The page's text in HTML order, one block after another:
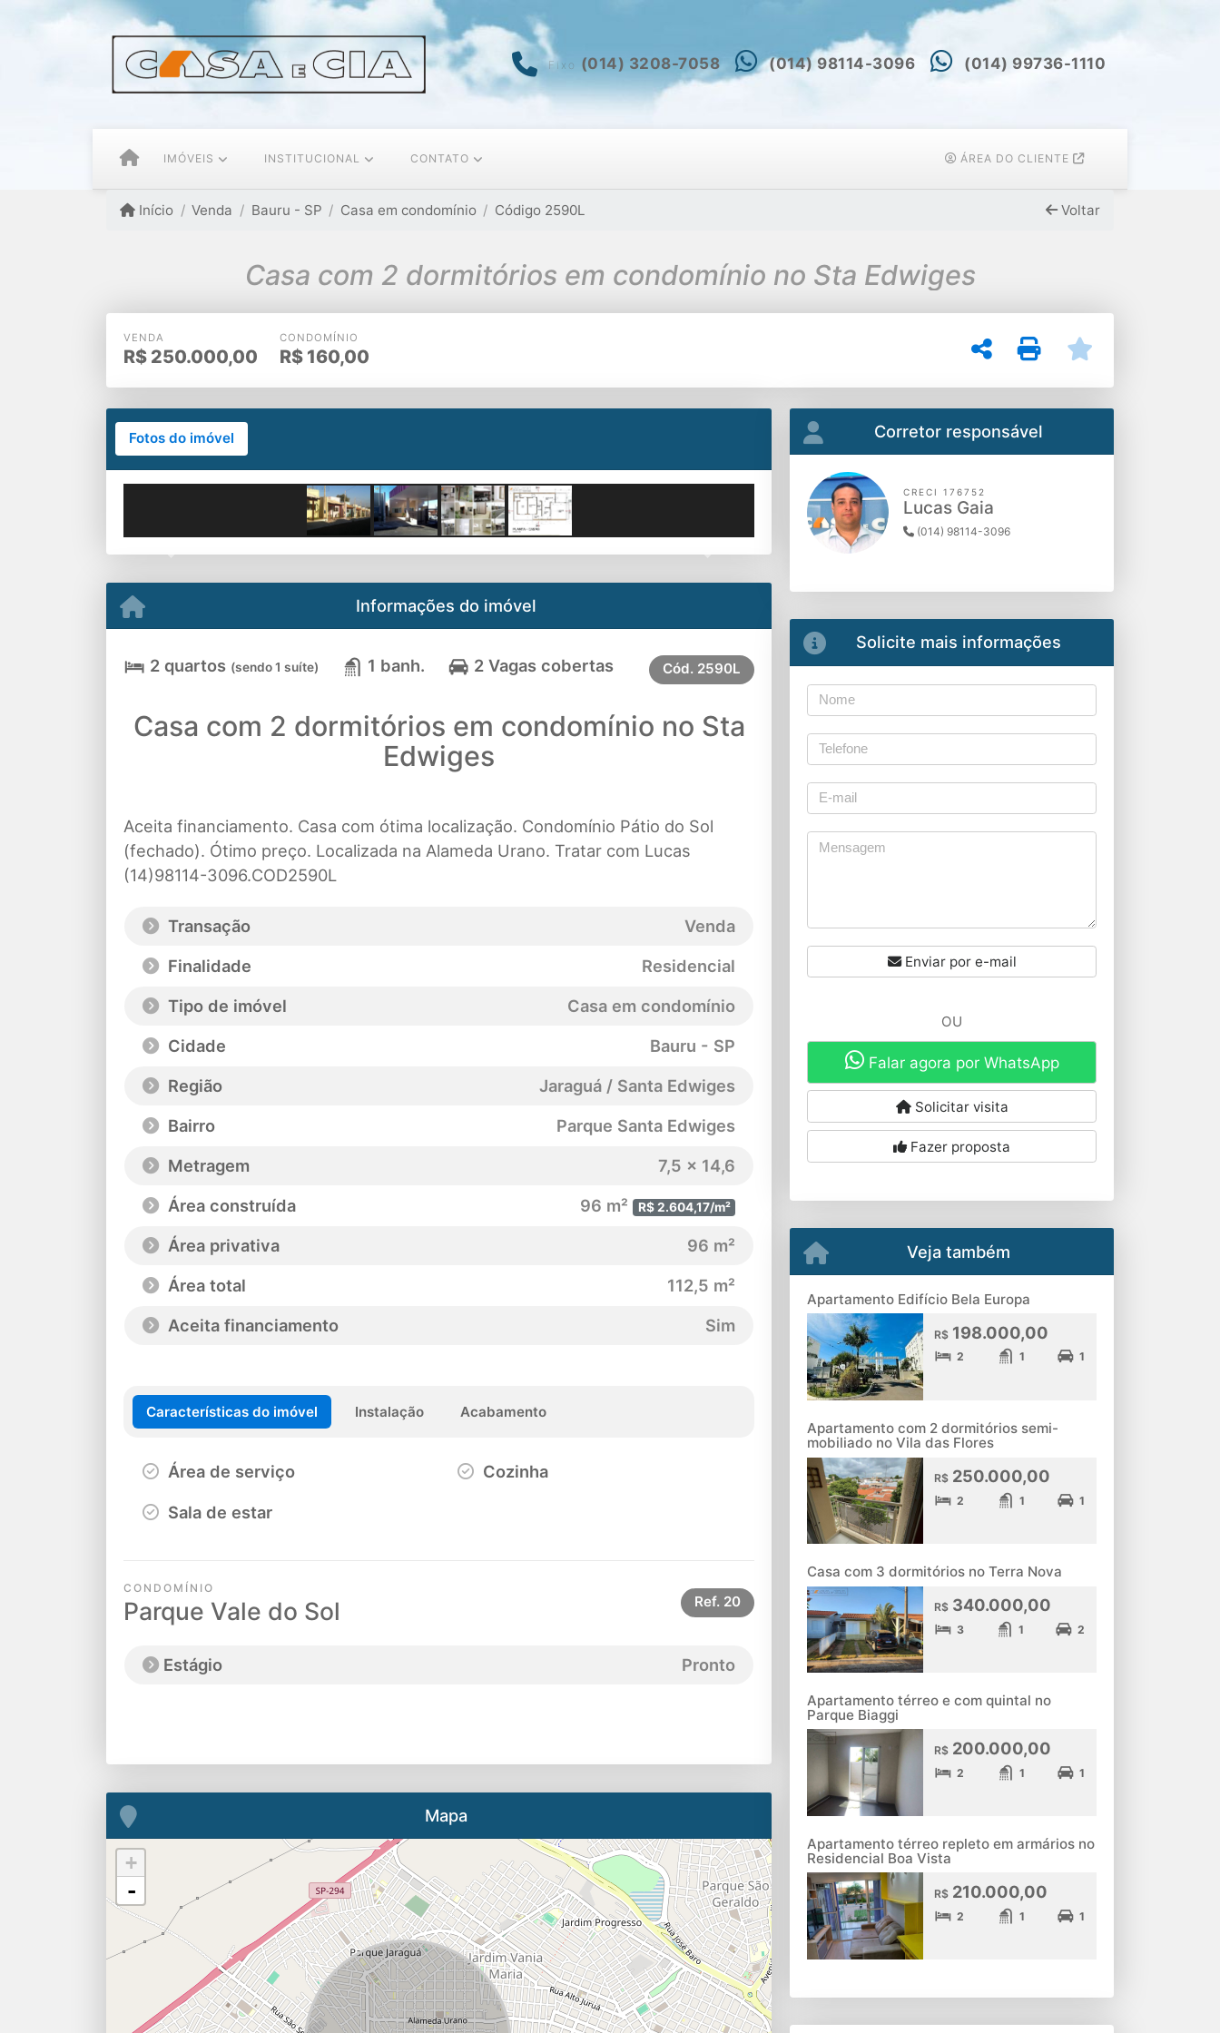
Fixo (014) 3208-7058 (014) 98114-3096 (014) 99736-1110
IMÓVEIS INSTITUCIONAL CONTATO ÁREA DO CLIENTE
Início Venda Bauru - SP Casa em condomínio Código 2590L Voltar
Casa com 2 dormitórios em condomínio no Sta Edwiges
VENDA
R$ 250.000,00
CONDOMÍNIO
R$ 160,00
Fotos do imóvel
Informações do imóvel
2 quartos (sendo 1 suíte) 1 banh. 2 Vagas cobertas Cód. 2590L
Casa com 2 dormitórios em condomínio no Sta
Edwiges
Aceita financiamento. Casa com ótima localização. Condomínio Pátio do Sol
(fechado). Ótimo preço. Localizada na Alameda Urano. Tratar com Lucas
(14)98114-3096.COD2590L
Transação
Venda
Finalidade
Residencial
Tipo de imóvel
Casa em condomínio
Cidade
Bauru - SP
Região
Jaraguá / Santa Edwiges
Bairro
Parque Santa Edwiges
Metragem
7,5 x 14,6
Área construída
96 m² R$ 2.604,17/m²
Área privativa
96 m²
Área total
112,5 m²
Aceita financiamento
Sim
Características do imóvel Instalação Acabamento
Área de serviço Cozinha
Sala de estar
CONDOMÍNIO
Parque Vale do Sol Ref. 20
Estágio Pronto
Mapa
+
-
Corretor responsável
CRECI 176752
Lucas Gaia
(014) 98114-3096
Solicite mais informações
Enviar por e-mail
OU
Falar agora por WhatsApp
Solicitar visita
Fazer proposta
Veja também
Apartamento Edifício Bela Europa
R$198.000,00
2 1 1
Apartamento com 2 dormitórios semi-
mobiliado no Vila das Flores
R$250.000,00
2 1 1
Casa com 3 dormitórios no Terra Nova
R$340.000,00
3 1 2
Apartamento térreo e com quintal no
Parque Biaggi
R$200.000,00
2 1 1
Apartamento térreo repleto em armários no
Residencial Boa Vista
R$210.000,00
2 1 1